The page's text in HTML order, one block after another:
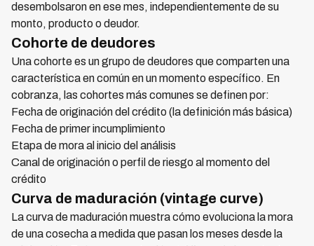
desembolsaron en ese mes, independientemente de su
monto, producto o deudor.
Cohorte de deudores
Una cohorte es un grupo de deudores que comparten una
característica en común en un momento específico. En
cobranza, las cohortes más comunes se definen por:
Fecha de originación del crédito (la definición más básica)
Fecha de primer incumplimiento
Etapa de mora al inicio del análisis
Canal de originación o perfil de riesgo al momento del
crédito
Curva de maduración (vintage curve)
La curva de maduración muestra cómo evoluciona la mora
de una cosecha a medida que pasan los meses desde la